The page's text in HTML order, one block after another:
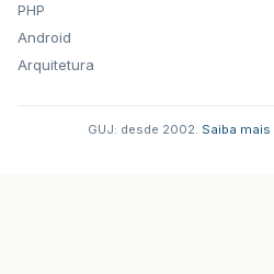
PHP
Android
Arquitetura
GUJ: desde 2002. Saiba mais